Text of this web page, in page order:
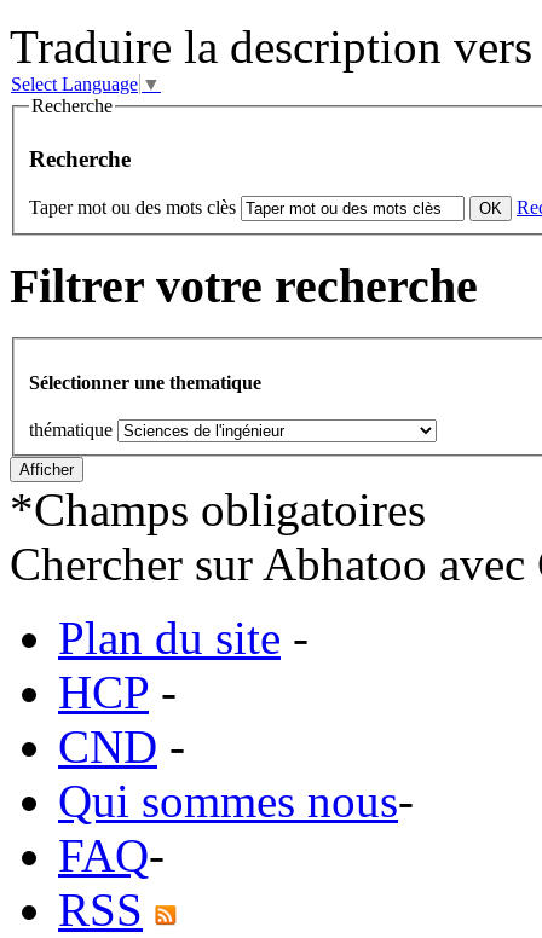
Traduire la description
Select Language ▼
Recherche
Recherche
Taper mot ou des mots clès
Filtrer votre recherche
Sélectionner une thematique
thématique
*Champs obligatoires
Chercher sur Abhatoo
Plan du site -
HCP -
CND -
Qui sommes nous-
FAQ-
RSS